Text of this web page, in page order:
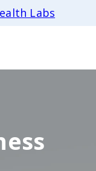
Labs